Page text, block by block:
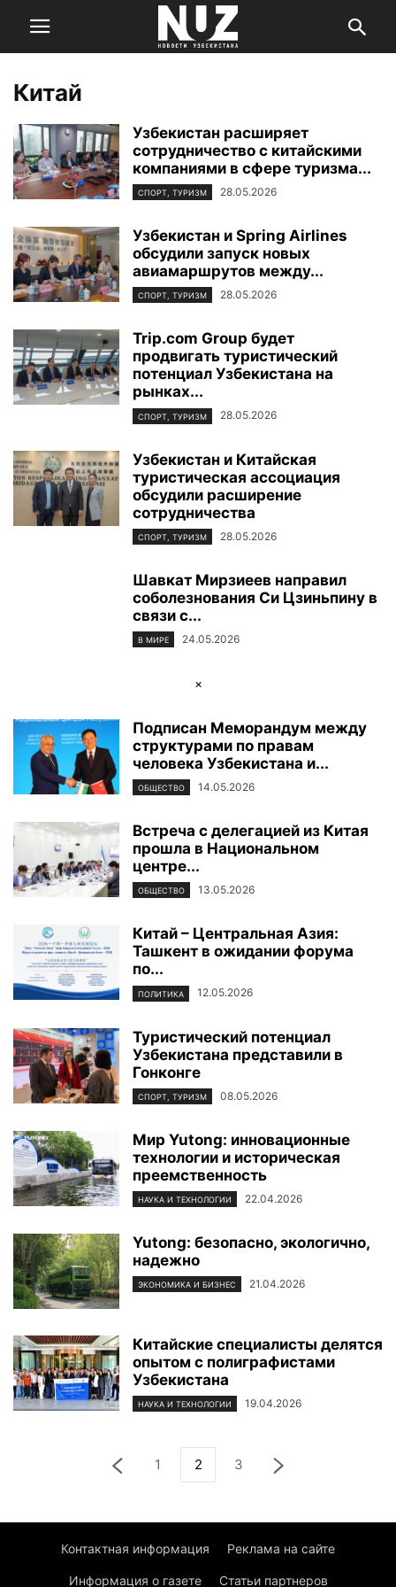
Китай
Узбекистан расширяет
сотрудничество с китайскими
компаниями в сфере туризма...
СПОРТ, ТУРИЗМ 28.05.2026
Узбекистан и Spring Airlines
обсудили запуск новых
авиамаршрутов между...
СПОРТ, ТУРИЗМ 28.05.2026
Trip.com Group будет
продвигать туристический
потенциал Узбекистана на
рынках...
СПОРТ, ТУРИЗМ 28.05.2026
Узбекистан и Китайская
туристическая ассоциация
обсудили расширение
сотрудничества
СПОРТ, ТУРИЗМ 28.05.2026
Шавкат Мирзиеев направил
соболезнования Си Цзиньпину в
связи с...
В МИРЕ 24.05.2026
×
Подписан Меморандум между
структурами по правам
человека Узбекистана и...
ОБЩЕСТВО 14.05.2026
Встреча с делегацией из Китая
прошла в Национальном
центре...
ОБЩЕСТВО 13.05.2026
Китай – Центральная Азия:
Ташкент в ожидании форума
по...
ПОЛИТИКА 12.05.2026
Туристический потенциал
Узбекистана представили в
Гонконге
СПОРТ, ТУРИЗМ 08.05.2026
Мир Yutong: инновационные
технологии и историческая
преемственность
НАУКА И ТЕХНОЛОГИИ 22.04.2026
Yutong: безопасно, экологично,
надежно
ЭКОНОМИКА И БИЗНЕС 21.04.2026
Китайские специалисты делятся
опытом с полиграфистами
Узбекистана
НАУКА И ТЕХНОЛОГИИ 19.04.2026
1 2 3
Контактная информация Реклама на сайте
Информация о газете Статьи партнеров